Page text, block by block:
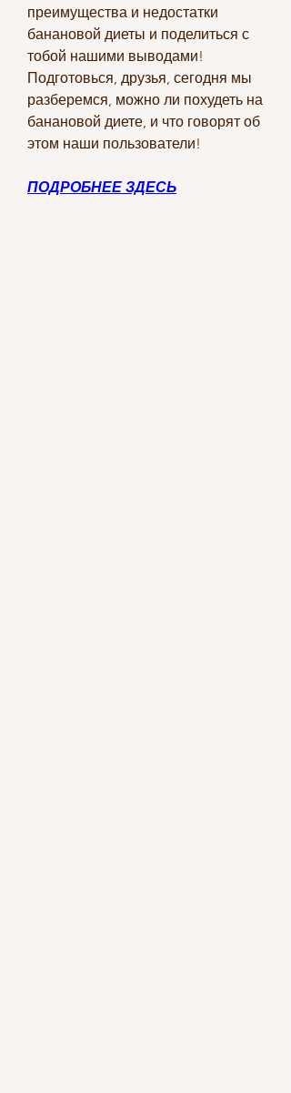
преимущества и недостатки
банановой диеты и поделиться с
тобой нашими выводами!
Подготовься, друзья, сегодня мы
разберемся, можно ли похудеть на
банановой диете, и что говорят об
этом наши пользователи!
ПОДРОБНЕЕ ЗДЕСЬ